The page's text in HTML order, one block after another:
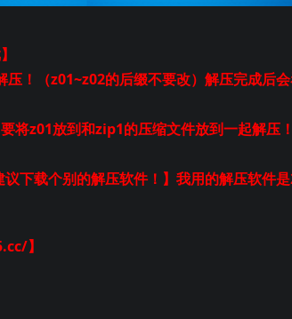
！（z01~z02的后缀不要改）解压完成后会
z01放到和zip1的压缩文件放到一起解压
议下载个别的解压软件！】我用的解压软件
】